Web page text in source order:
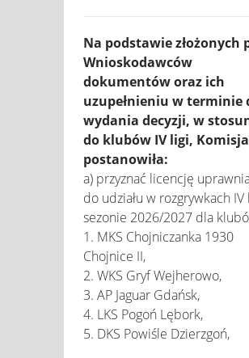
Na podstawie złożonych
Wnioskodawców
dokumentów oraz ich
uzupełnieniu w terminie
wydania decyzji, w
do klubów IV ligi, Komisja
postanowiła:
a) przyznać licencję
do udziału w rozgrywkach IV
sezonie 2026/2027 dla
1. MKS Chojniczanka 1930
Chojnice II,
2. WKS Gryf Wejherowo,
3. AP Jaguar Gdańsk,
4. LKS Pogoń Lębork,
5. DKS Powiśle Dzierzgoń,